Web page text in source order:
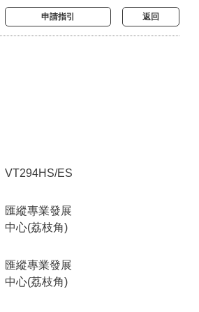
申請指引 返回
VT294HS/ES
匯縱專業發展
中心(荔枝角)
匯縱專業發展
中心(荔枝角)